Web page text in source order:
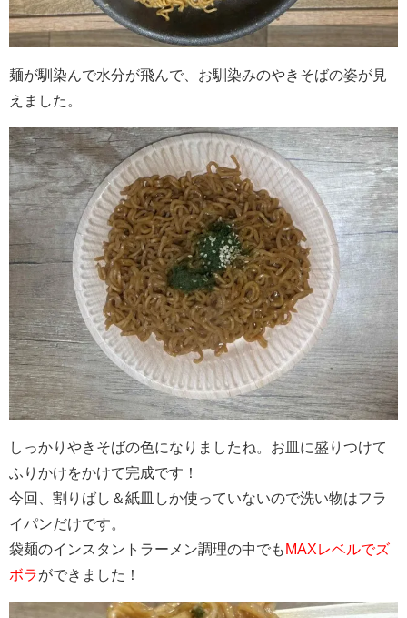
麺が馴染んで水分が飛んで、お馴染みのやきそばの姿が見
えました。
しっかりやきそばの色になりましたね。お皿に盛りつけて
ふりかけをかけて完成です！
今回、割りばし＆紙皿しか使っていないので洗い物はフラ
イパンだけです。
袋麺のインスタントラーメン調理の中でも MAXレベルでズ
ボラができました！